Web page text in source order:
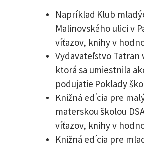
Napríklad Klub
Malinovského ulici v
víťazov, knihy v
Vydavateľstvo Tatran
ktorá sa umiestnila
podujatie Poklady
Knižná edícia pre
materskou školou
víťazov, knihy v
Knižná edícia pre